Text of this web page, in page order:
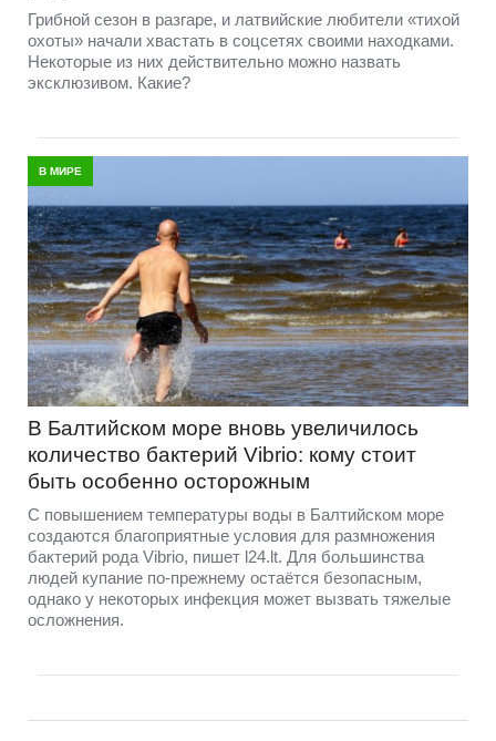
Грибной сезон в разгаре, и латвийские любители «тихой
охоты» начали хвастать в соцсетях своими находками.
Некоторые из них действительно можно назвать
эксклюзивом. Какие?
В МИРЕ
В Балтийском море вновь увеличилось
количество бактерий Vibrio: кому стоит
быть особенно осторожным
С повышением температуры воды в Балтийском море
создаются благоприятные условия для размножения
бактерий рода Vibrio, пишет l24.lt. Для большинства
людей купание по-прежнему остаётся безопасным,
однако у некоторых инфекция может вызвать тяжелые
осложнения.